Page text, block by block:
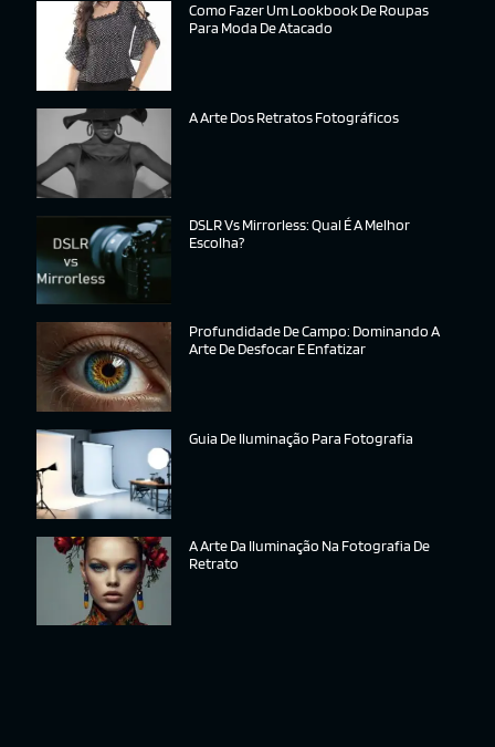
Como Fazer Um Lookbook De Roupas
Para Moda De Atacado
A Arte Dos Retratos Fotográficos
DSLR Vs Mirrorless: Qual É A Melhor
Escolha?
Profundidade De Campo: Dominando A
Arte De Desfocar E Enfatizar
Guia De Iluminação Para Fotografia
A Arte Da Iluminação Na Fotografia De
Retrato